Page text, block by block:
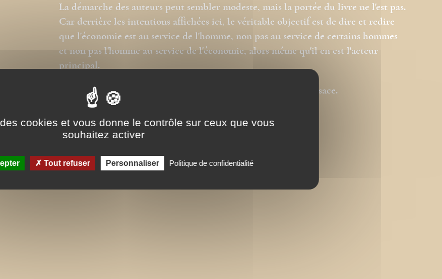
La démarche des auteurs peut sembler modeste, mais la portée du livre ne l'est pas.
Car derrière les intentions affichées ici, le véritable objectif est de dire et redire
que l'économie est au service de l'homme, non pas au service de certains hommes
et non pas l'homme au service de l'économie, alors même qu'il en est l'acteur
principal.
Robert Lutz est professeur émérite à l'Université de Haute-Alsace.
Giles Decock est enseignant dans la même université.
cookies et vous donne le contrôle sur ceux que vous
souhaitez activer
Tout refuser Personnaliser Politique de confidentialité